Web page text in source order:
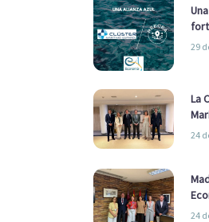
29
La
24
24